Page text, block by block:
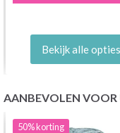
Bekijk alle opties
AANBEVOLEN VOOR
50%korting